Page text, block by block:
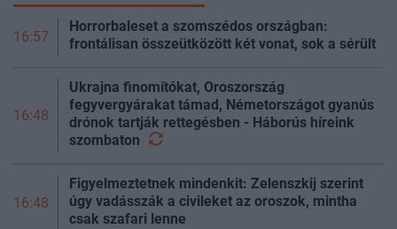
16:57
Horrorbaleset a szomszédos országban:
frontálisan összeütközött két vonat, sok a sérült
16:48
Ukrajna finomítókat, Oroszország
fegyvergyárakat támad, Németországot gyanús
drónok tartják rettegésben - Háborús híreink
szombaton
16:48
Figyelmeztetnek mindenkit: Zelenszkij szerint
úgy vadásszák a civileket az oroszok, mintha
csak szafari lenne